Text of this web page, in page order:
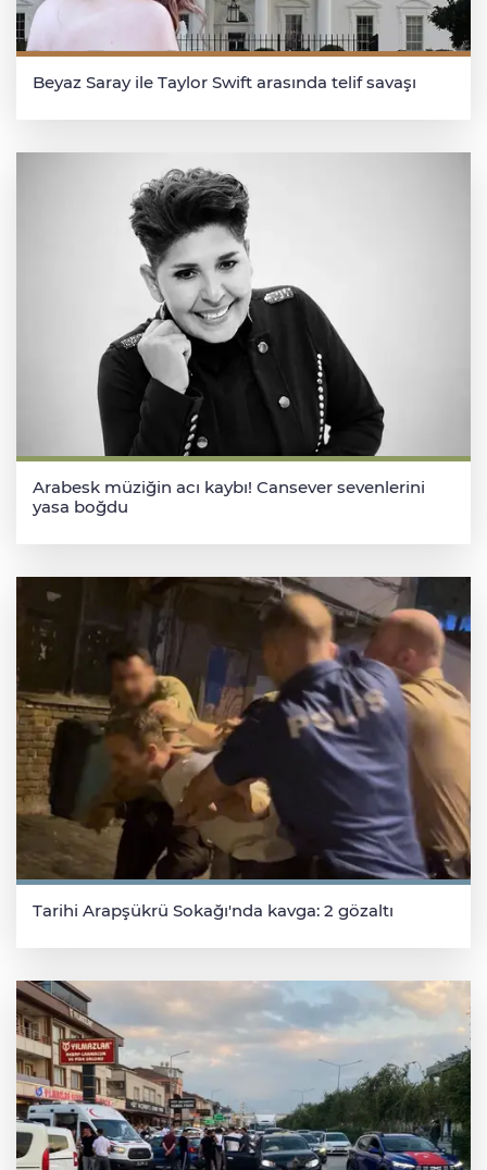
Beyaz Saray ile Taylor Swift arasında telif savaşı
Arabesk müziğin acı kaybı! Cansever sevenlerini
yasa boğdu
Tarihi Arapşükrü Sokağı'nda kavga: 2 gözaltı